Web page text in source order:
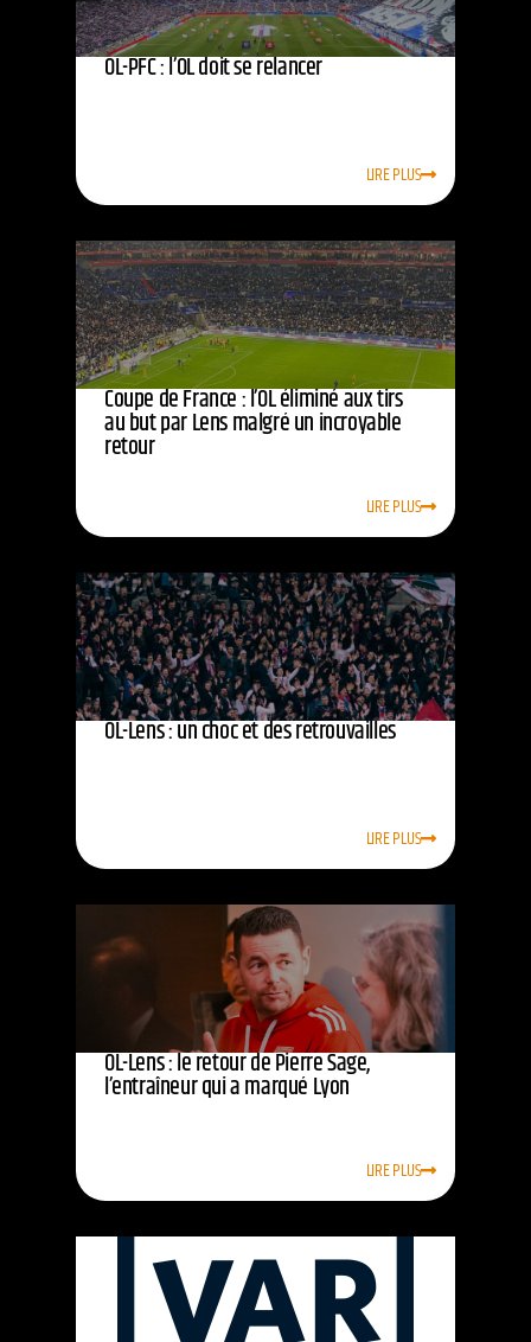
OL-PFC : l’OL doit se relancer
LIRE PLUS
Coupe de France : l’OL éliminé aux tirs
au but par Lens malgré un incroyable
retour
LIRE PLUS
OL-Lens : un choc et des retrouvailles
LIRE PLUS
OL-Lens : le retour de Pierre Sage,
l’entraîneur qui a marqué Lyon
LIRE PLUS